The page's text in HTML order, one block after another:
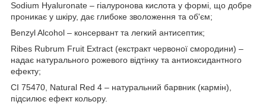
Sodium Hyaluronate – гіалуронова кислота у формі, що добре
проникає у шкіру, дає глибоке зволоження та об'єм;
Benzyl Alcohol – консервант та легкий антисептик;
Ribes Rubrum Fruit Extract (екстракт червоної смородини) –
надає натурального рожевого відтінку та антиоксидантного
ефекту;
CI 75470, Natural Red 4 – натуральний барвник (кармін),
підсилює ефект кольору.